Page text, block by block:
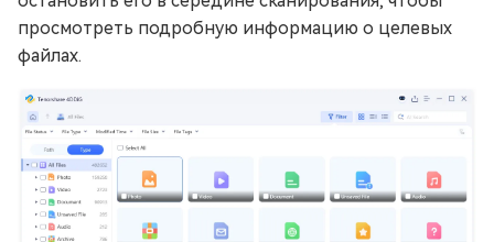
просмотреть подробную информацию о целевых
файлах.